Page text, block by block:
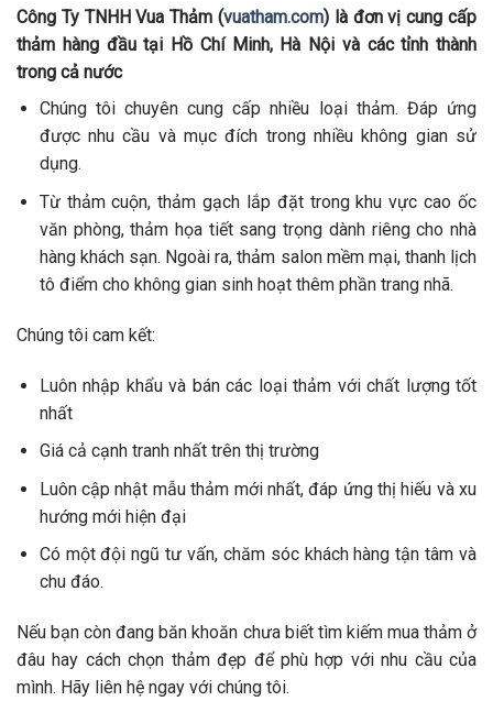
Công Ty TNHH Vua Thảm (vuatham.com) là đơn vị cung cấp
thảm hàng đầu tại Hồ Chí Minh, Hà Nội và các tỉnh thành
trong cả nước
Chúng tôi chuyên cung cấp nhiều loại thảm. Đáp ứng
được nhu cầu và mục đích trong nhiều không gian sử
dụng.
Từ thảm cuộn, thảm gạch lắp đặt trong khu vực cao ốc
văn phòng, thảm họa tiết sang trọng dành riêng cho nhà
hàng khách sạn. Ngoài ra, thảm salon mềm mại, thanh lịch
tô điểm cho không gian sinh hoạt thêm phần trang nhã.
Chúng tôi cam kết:
Luôn nhập khẩu và bán các loại thảm với chất lượng tốt
nhất
Giá cả cạnh tranh nhất trên thị trường
Luôn cập nhật mẫu thảm mới nhất, đáp ứng thị hiếu và xu
hướng mới hiện đại
Có một đội ngũ tư vấn, chăm sóc khách hàng tận tâm và
chu đáo.
Nếu bạn còn đang băn khoăn chưa biết tìm kiếm mua thảm ở
đâu hay cách chọn thảm đẹp để phù hợp với nhu cầu của
mình. Hãy liên hệ ngay với chúng tôi.